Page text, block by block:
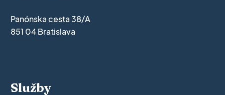
Panónska cesta 38/A
851 04 Bratislava
Služby